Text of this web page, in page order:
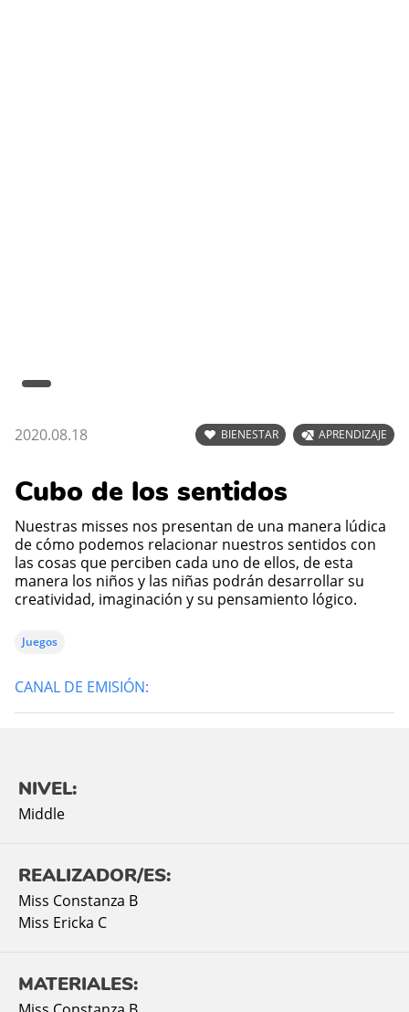
2020.08.18 BIENESTAR APRENDIZAJE
Cubo de los sentidos
Nuestras misses nos presentan de una manera lúdica
de cómo podemos relacionar nuestros sentidos con
las cosas que perciben cada uno de ellos, de esta
manera los niños y las niñas podrán desarrollar su
creatividad, imaginación y su pensamiento lógico.
Juegos
CANAL DE EMISIÓN:
NIVEL:
Middle
REALIZADOR/ES:
Miss Constanza B
Miss Ericka C
MATERIALES: